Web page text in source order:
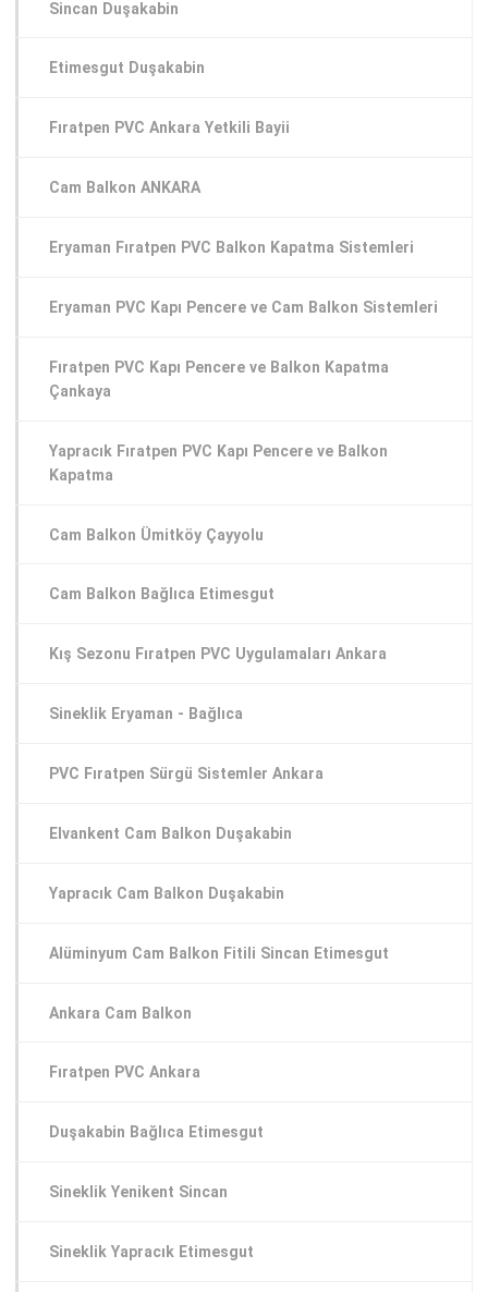
Sincan Duşakabin
Etimesgut Duşakabin
Fıratpen PVC Ankara Yetkili Bayii
Cam Balkon ANKARA
Eryaman Fıratpen PVC Balkon Kapatma Sistemleri
Eryaman PVC Kapı Pencere ve Cam Balkon Sistemleri
Fıratpen PVC Kapı Pencere ve Balkon Kapatma
Çankaya
Yapracık Fıratpen PVC Kapı Pencere ve Balkon
Kapatma
Cam Balkon Ümitköy Çayyolu
Cam Balkon Bağlıca Etimesgut
Kış Sezonu Fıratpen PVC Uygulamaları Ankara
Sineklik Eryaman - Bağlıca
PVC Fıratpen Sürgü Sistemler Ankara
Elvankent Cam Balkon Duşakabin
Yapracık Cam Balkon Duşakabin
Alüminyum Cam Balkon Fitili Sincan Etimesgut
Ankara Cam Balkon
Fıratpen PVC Ankara
Duşakabin Bağlıca Etimesgut
Sineklik Yenikent Sincan
Sineklik Yapracık Etimesgut